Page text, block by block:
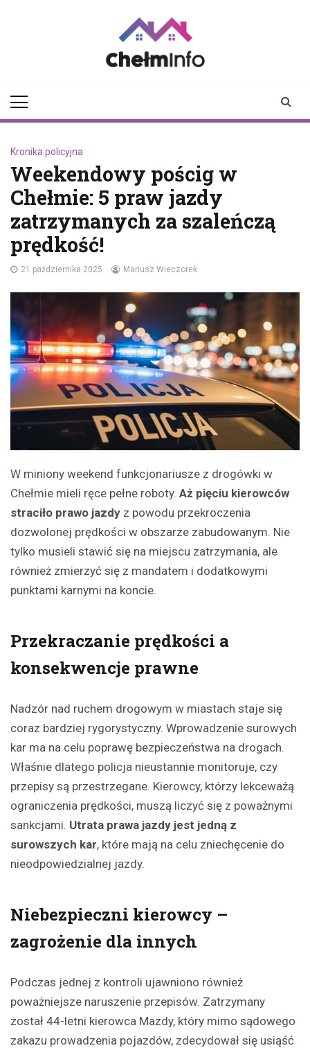
Kronika policyjna
Weekendowy pościg w
Chełmie: 5 praw jazdy
zatrzymanych za szaleńczą
prędkość!
21 października 2025 Mariusz Wieczorek
W miniony weekend funkcjonariusze z drogówki w
Chełmie mieli ręce pełne roboty. Aż pięciu kierowców
straciło prawo jazdy z powodu przekroczenia
dozwolonej prędkości w obszarze zabudowanym. Nie
tylko musieli stawić się na miejscu zatrzymania, ale
również zmierzyć się z mandatem i dodatkowymi
punktami karnymi na koncie.
Przekraczanie prędkości a
konsekwencje prawne
Nadzór nad ruchem drogowym w miastach staje się
coraz bardziej rygorystyczny. Wprowadzenie surowych
kar ma na celu poprawę bezpieczeństwa na drogach.
Właśnie dlatego policja nieustannie monitoruje, czy
przepisy są przestrzegane. Kierowcy, którzy lekceważą
ograniczenia prędkości, muszą liczyć się z poważnymi
sankcjami. Utrata prawa jazdy jest jedną z
surowszych kar, które mają na celu zniechęcenie do
nieodpowiedzialnej jazdy.
Niebezpieczni kierowcy –
zagrożenie dla innych
Podczas jednej z kontroli ujawniono również
poważniejsze naruszenie przepisów. Zatrzymany
został 44-letni kierowca Mazdy, który mimo sądowego
zakazu prowadzenia pojazdów, zdecydował się usiąść